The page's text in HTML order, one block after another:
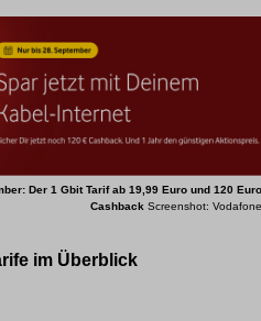
Der 1 Gbit Tarif ab 19,99 Euro und 120 Euro
Cashback Screenshot: Vodafone
im Überblick